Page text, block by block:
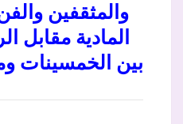
والمثقفين
المادية مقابل
بين الخمسينات